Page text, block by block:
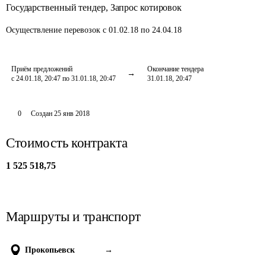
Государственный тендер, Запрос котировок
Осуществление перевозок с 01.02.18 по 24.04.18
Приём предложений
с 24.01.18, 20:47 по 31.01.18, 20:47
Окончание тендера
31.01.18, 20:47
0 Создан 25 янв 2018
Стоимость контракта
1 525 518,75
Маршруты и транспорт
Прокопьевск →